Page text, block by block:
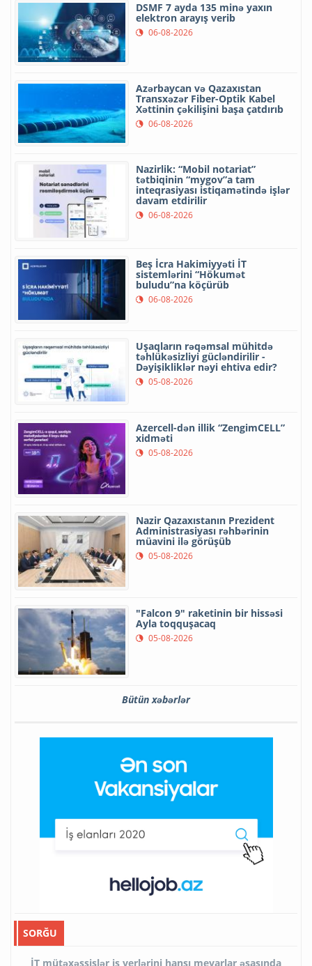
DSMF 7 ayda 135 minə yaxın
elektron arayış verib
06-08-2026
Azərbaycan və Qazaxıstan
Transxəzər Fiber-Optik Kabel
Xəttinin çəkilişini başa çatdırıb
06-08-2026
Nazirlik: “Mobil notariat”
tətbiqinin “mygov”a tam
inteqrasiyası istiqamətində işlər
davam etdirilir
06-08-2026
Beş İcra Hakimiyyəti İT
sistemlərini “Hökumət
buludu”na köçürüb
06-08-2026
Uşaqların rəqəmsal mühitdə
təhlükəsizliyi gücləndirilir -
Dəyişikliklər nəyi ehtiva edir?
05-08-2026
Azercell-dən illik “ZengimCELL”
xidməti
05-08-2026
Nazir Qazaxıstanın Prezident
Administrasiyası rəhbərinin
müavini ilə görüşüb
05-08-2026
"Falcon 9" raketinin bir hissəsi
Ayla toqquşacaq
05-08-2026
Bütün xəbərlər
SORĞU
İT mütəxəssislər iş yerlərini hansı meyarlar əsasında